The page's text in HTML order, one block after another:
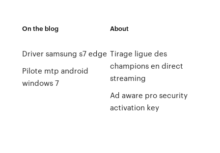
On the blog
Driver samsung s7 edge
Pilote mtp android
windows 7
About
Tirage ligue des
champions en direct
streaming
Ad aware pro security
activation key